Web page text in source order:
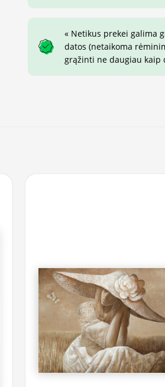
« Netikus prekei galima
datos (netaikoma
grąžinti ne daugiau kaip